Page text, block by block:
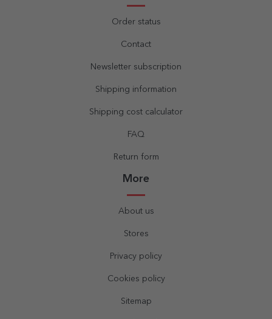
Order status
Contact
Newsletter subscription
Shipping information
Shipping cost calculator
FAQ
Return form
More
About us
Stores
Privacy policy
Cookies policy
Sitemap